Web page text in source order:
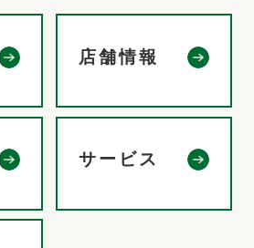
店舗情報
サービス